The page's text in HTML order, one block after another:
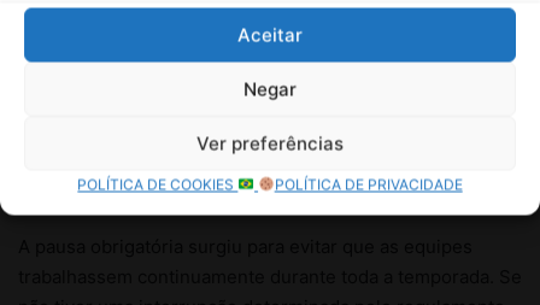
Aceitar
Negar
Ver preferências
POLÍTICA DE COOKIES POLÍTICA DE PRIVACIDADE